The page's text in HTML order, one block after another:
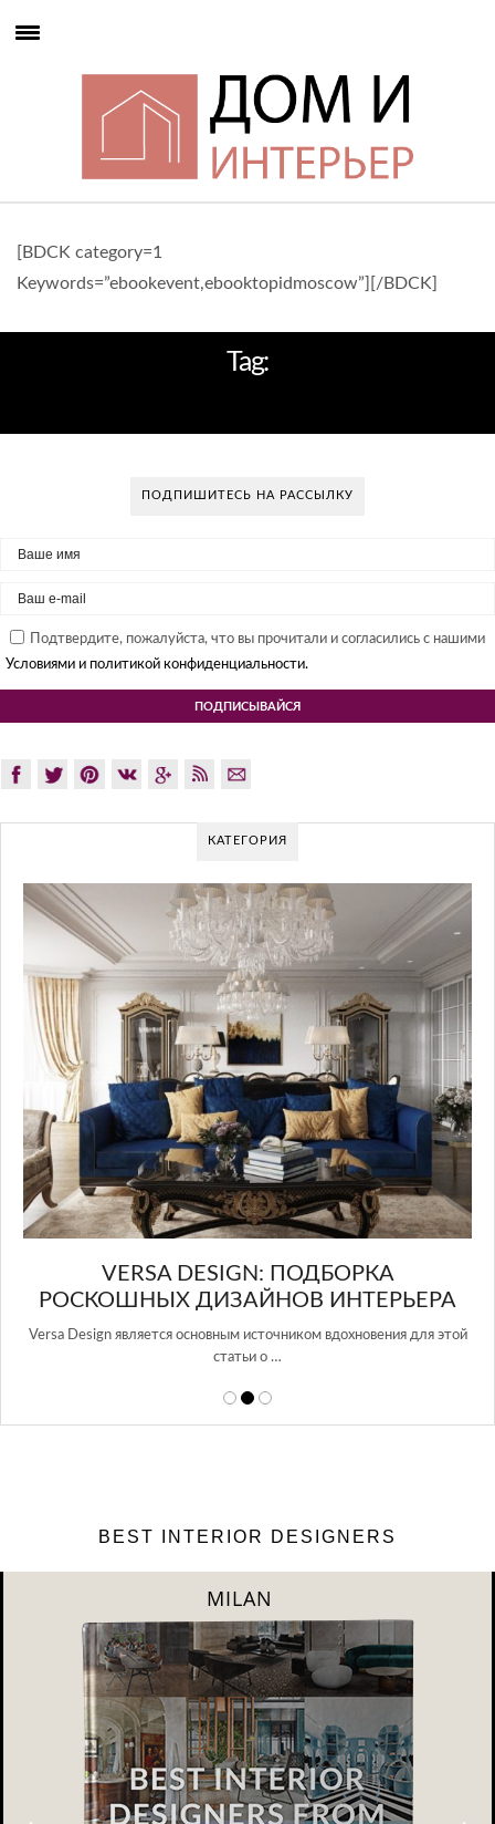
[BDCK category=1
Keywords=”ebookevent,ebooktopidmoscow”][/BDCK]
Tag:
ПОДПИШИТЕСЬ НА РАССЫЛКУ
Подтвердите, пожалуйста, что вы прочитали и согласились с нашими
Условиями и политикой конфиденциальности.
КАТЕГОРИЯ
для этой
GLAZOV DESIGN GROUP –
ПОДХОД К ДИЗАЙНУ
Glazov Design Group- это одна из лучших студий
в Росси…
BEST INTERIOR DESIGNERS
DUBAI